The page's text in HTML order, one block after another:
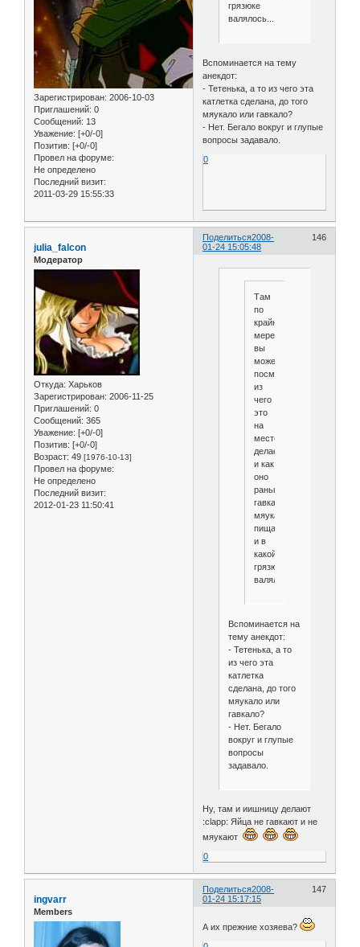
Зарегистрирован: 2006-10-03
Приглашений: 0
Сообщений: 13
Уважение: [+0/-0]
Позитив: [+0/-0]
Провел на форуме:
Не определено
Последний визит:
2011-03-29 15:55:33
грязюке
валялось...
Вспоминается на тему
анекдот:
- Тетенька, а то из чего эта
катлетка сделана, до того
мяукало или гавкало?
- Нет. Бегало вокруг и глупые
вопросы задавало.
0
Поделиться 146
2008-
01-24 15:05:48
julia_falcon
Модератор
Откуда: Харьков
Зарегистрирован: 2006-11-25
Приглашений: 0
Сообщений: 365
Уважение: [+0/-0]
Позитив: [+0/-0]
Возраст: 49 [1976-10-13]
Провел на форуме:
Не определено
Последний визит:
2012-01-23 11:50:41
Там
по
крайней
мере
вы
можете
посмотреть
из
чего
это
на
месте
делается
и как
оно
раньше
гавкало/
мяукало/
пищало
и в
какой
грязюке
валялось...
Вспоминается на
тему анекдот:
- Тетенька, а то
из чего эта
катлетка
сделана, до того
мяукало или
гавкало?
- Нет. Бегало
вокруг и глупые
вопросы
задавало.
Ну, там и иишницу делают
:clapp: Яйца не гавкают и не
мяукают
0
Поделиться 147
2008-
01-24 15:17:15
ingvarr
Members
А их прежние хозяева?